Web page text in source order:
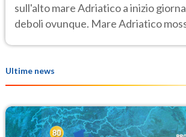
sull'alto mare Adriatico a inizio
deboli ovunque. Mare Adriatico
Ultime news